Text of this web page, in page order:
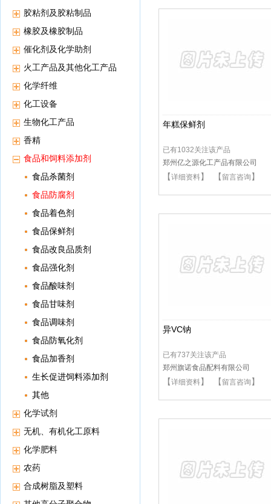
胶粘剂及胶粘制品
橡胶及橡胶制品
催化剂及化学助剂
火工产品及其他化工产品
化学纤维
化工设备
生物化工产品
香精
食品和饲料添加剂
食品杀菌剂
食品防腐剂
食品着色剂
食品保鲜剂
食品改良品质剂
食品强化剂
食品酸味剂
食品甘味剂
食品调味剂
食品防氧化剂
食品加香剂
生长促进饲料添加剂
其他
化学试剂
无机、有机化工原料
化学肥料
农药
合成树脂及塑料
年糕保鲜剂
已有1032关注该产品
郑州亿之源化工产品有限公司
【详细资料】 【 留言咨询 】
异VC钠
已有737关注该产品
郑州旗诺食品配料有限公司
【详细资料】 【 留言咨询 】